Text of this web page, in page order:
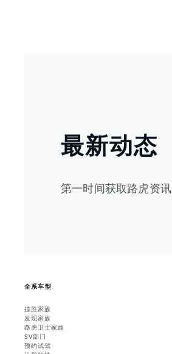
最新动态
第一时间获取路虎资讯
全系车型
揽胜家族
发现家族
路虎卫士家族
SV部门
预约试驾